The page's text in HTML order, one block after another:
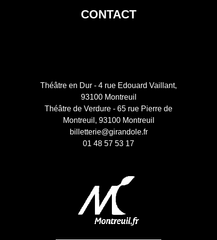
CONTACT
Théâtre en Dur - 4 rue Edouard Vaillant,
93100 Montreuil
Théâtre de Verdure - 65 rue Pierre de
Montreuil, 93100 Montreuil
billetterie@girandole.fr
01 48 57 53 17